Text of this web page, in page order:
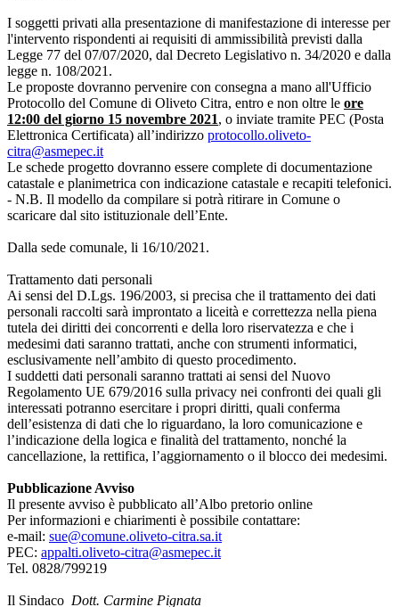
I soggetti privati alla presentazione di manifestazione di interesse per
l'intervento rispondenti ai requisiti di ammissibilità previsti dalla
Legge 77 del 07/07/2020, dal Decreto Legislativo n. 34/2020 e dalla
legge n. 108/2021.
Le proposte dovranno pervenire con consegna a mano all'Ufficio
Protocollo del Comune di Oliveto Citra, entro e non oltre le ore
12:00 del giorno 15 novembre 2021, o inviate tramite PEC (Posta
Elettronica Certificata) all’indirizzo protocollo.oliveto-
citra@asmepec.it
Le schede progetto dovranno essere complete di documentazione
catastale e planimetrica con indicazione catastale e recapiti telefonici.
- N.B. Il modello da compilare si potrà ritirare in Comune o
scaricare dal sito istituzionale dell’Ente.
Dalla sede comunale, li 16/10/2021.
Trattamento dati personali
Ai sensi del D.Lgs. 196/2003, si precisa che il trattamento dei dati
personali raccolti sarà improntato a liceità e correttezza nella piena
tutela dei diritti dei concorrenti e della loro riservatezza e che i
medesimi dati saranno trattati, anche con strumenti informatici,
esclusivamente nell’ambito di questo procedimento.
I suddetti dati personali saranno trattati ai sensi del Nuovo
Regolamento UE 679/2016 sulla privacy nei confronti dei quali gli
interessati potranno esercitare i propri diritti, quali conferma
dell’esistenza di dati che lo riguardano, la loro comunicazione e
l’indicazione della logica e finalità del trattamento, nonché la
cancellazione, la rettifica, l’aggiornamento o il blocco dei medesimi.
Pubblicazione Avviso
Il presente avviso è pubblicato all’Albo pretorio online
Per informazioni e chiarimenti è possibile contattare:
e-mail: sue@comune.oliveto-citra.sa.it
PEC: appalti.oliveto-citra@asmepec.it
Tel. 0828/799219
Il Sindaco Dott. Carmine Pignata